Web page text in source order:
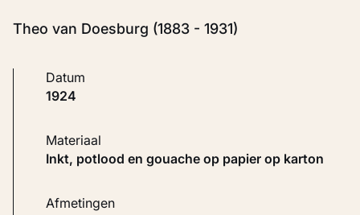
Theo van Doesburg (1883 - 1931)
Datum
1924
Materiaal
Inkt, potlood en gouache op papier op karton
Afmetingen